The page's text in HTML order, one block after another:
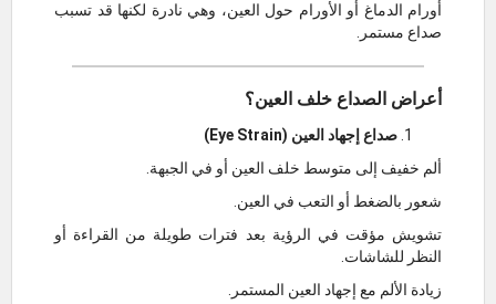
أورام الدماغ أو الأورام حول العين، وهي نادرة لكنها قد تسبب
صداع مستمر.
أعراض الصداع خلف العين؟
صداع إجهاد العين (Eye Strain)
ألم خفيف إلى متوسط خلف العين أو في الجبهة.
شعور بالضغط أو التعب في العين.
تشويش مؤقت في الرؤية بعد فترات طويلة من القراءة أو
النظر للشاشات.
زيادة الألم مع إجهاد العين المستمر.